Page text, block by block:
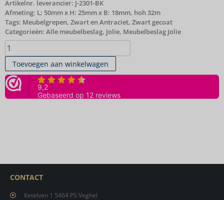
Artikelnr. leverancier: J-2301-BK
Afmeting: L; 50mm x H: 25mm x B: 18mm, hoh 32m
Tags: Meubelgrepen, Zwart en Antraciet, Zwart gecoat
Categorieën: Alle meubelbeslag, Jolie, Meubelbeslag Jolie
Toevoegen aan winkelwagen
CONTACT
Ketelven 1 5464 PS Veghel